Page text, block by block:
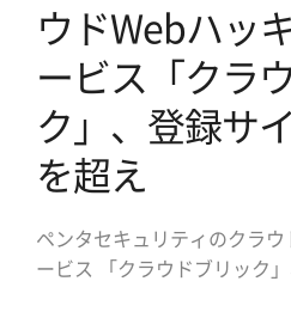
ウドWebハッ
ービス「クラ
ク」、登録サ
を超え
ペンタセキュリティのクラ
ービス 「クラウドブリック